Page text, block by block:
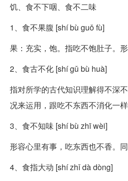
饥、食不下咽、食不二味
1、食不果腹 [shí bù guǒ fù]
果：充实，饱。指吃不饱肚子。形
2、食古不化 [shí gǔ bù huà]
指对所学的古代知识理解得不深
况来运用，跟吃不东西不消化一样
3、食不知味 [shí bù zhī wèi]
形容心里有事，吃东西也不香。同
4、食指大动 [shí zhǐ dà dòng]